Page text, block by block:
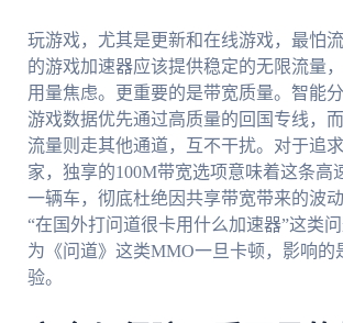
玩游戏，尤其是更新和在线游戏，最怕
的游戏加速器应该提供稳定的无限流量
用量焦虑。更重要的是带宽质量。智能
游戏数据优先通过高质量的回国专线，
流量则走其他通道，互不干扰。对于追
家，独享的100M带宽选项意味着这条高
一辆车，彻底杜绝因共享带宽带来的波
“在国外打问道很卡用什么加速器”这类
为《问道》这类MMO一旦卡顿，影响的
验。